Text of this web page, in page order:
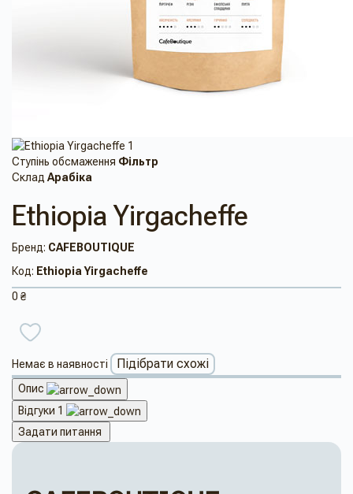
Ступінь обсмаження Фільтр
Склад Арабіка
Ethiopia Yirgacheffe
Бренд: CAFEBOUTIQUE
Код: Ethiopia Yirgacheffe
0 ₴
Немає в наявності Підібрати схожі
Опис
Відгуки 1
Задати питання